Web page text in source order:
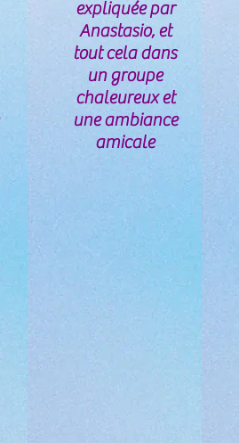
expliquée par
Anastasio, et
tout cela dans
un groupe
chaleureux et
une ambiance
amicale